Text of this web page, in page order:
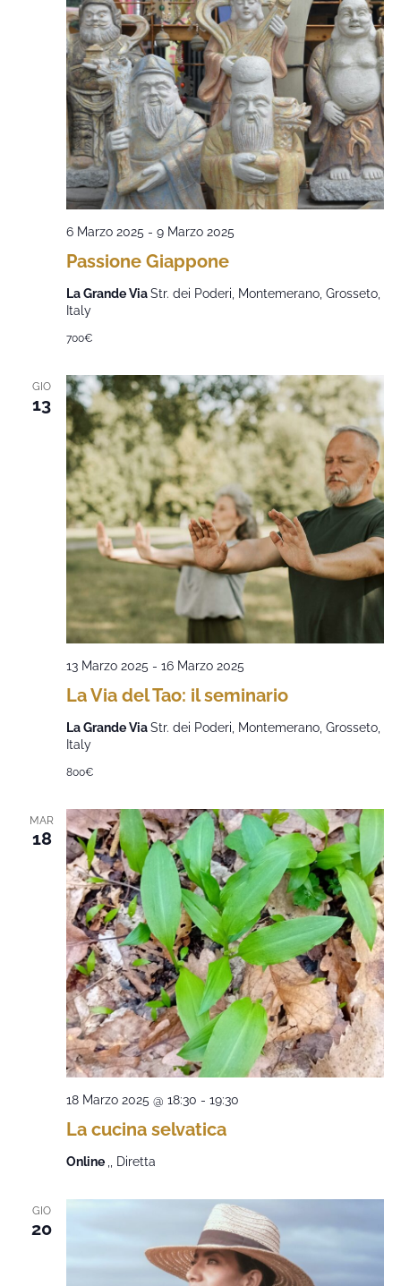
Passione Giappone
6 Marzo 2025 - 9 Marzo 2025
La Grande ViaStr. dei Poderi, Montemerano, Grosseto,
Italy
700€
GIO
13
La Via del Tao: il seminario
13 Marzo 2025 - 16 Marzo 2025
La Grande ViaStr. dei Poderi, Montemerano, Grosseto,
Italy
800€
MAR
18
La cucina selvatica
18 Marzo 2025 @ 18:30 - 19:30
Online ,, Diretta
GIO
20